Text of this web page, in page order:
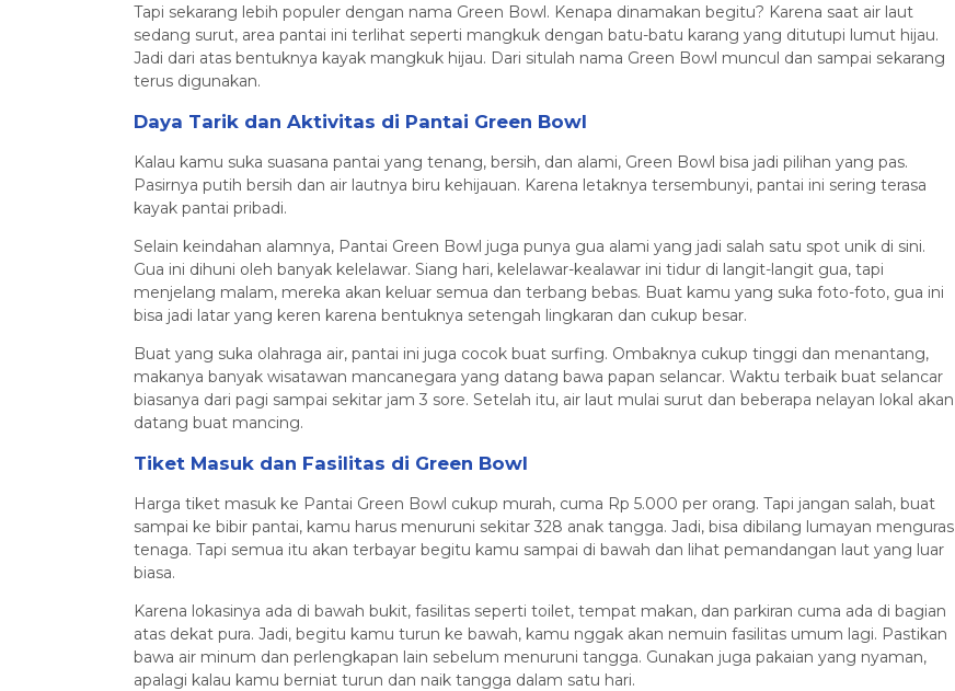
Tapi sekarang lebih populer dengan nama Green Bowl. Kenapa dinamakan begitu? Karena saat air laut
sedang surut, area pantai ini terlihat seperti mangkuk dengan batu-batu karang yang ditutupi lumut hijau.
Jadi dari atas bentuknya kayak mangkuk hijau. Dari situlah nama Green Bowl muncul dan sampai sekarang
terus digunakan.
Daya Tarik dan Aktivitas di Pantai Green Bowl
Kalau kamu suka suasana pantai yang tenang, bersih, dan alami, Green Bowl bisa jadi pilihan yang pas.
Pasirnya putih bersih dan air lautnya biru kehijauan. Karena letaknya tersembunyi, pantai ini sering terasa
kayak pantai pribadi.
Selain keindahan alamnya, Pantai Green Bowl juga punya gua alami yang jadi salah satu spot unik di sini.
Gua ini dihuni oleh banyak kelelawar. Siang hari, kelelawar-kealawar ini tidur di langit-langit gua, tapi
menjelang malam, mereka akan keluar semua dan terbang bebas. Buat kamu yang suka foto-foto, gua ini
bisa jadi latar yang keren karena bentuknya setengah lingkaran dan cukup besar.
Buat yang suka olahraga air, pantai ini juga cocok buat surfing. Ombaknya cukup tinggi dan menantang,
makanya banyak wisatawan mancanegara yang datang bawa papan selancar. Waktu terbaik buat selancar
biasanya dari pagi sampai sekitar jam 3 sore. Setelah itu, air laut mulai surut dan beberapa nelayan lokal akan
datang buat mancing.
Tiket Masuk dan Fasilitas di Green Bowl
Harga tiket masuk ke Pantai Green Bowl cukup murah, cuma Rp 5.000 per orang. Tapi jangan salah, buat
sampai ke bibir pantai, kamu harus menuruni sekitar 328 anak tangga. Jadi, bisa dibilang lumayan menguras
tenaga. Tapi semua itu akan terbayar begitu kamu sampai di bawah dan lihat pemandangan laut yang luar
biasa.
Karena lokasinya ada di bawah bukit, fasilitas seperti toilet, tempat makan, dan parkiran cuma ada di bagian
atas dekat pura. Jadi, begitu kamu turun ke bawah, kamu nggak akan nemuin fasilitas umum lagi. Pastikan
bawa air minum dan perlengkapan lain sebelum menuruni tangga. Gunakan juga pakaian yang nyaman,
apalagi kalau kamu berniat turun dan naik tangga dalam satu hari.